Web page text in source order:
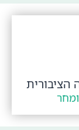
הציבורית